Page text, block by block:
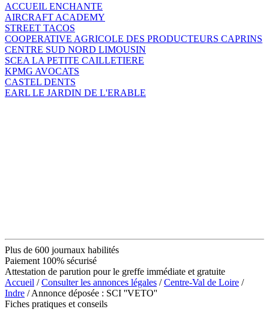
ACCUEIL ENCHANTE
AIRCRAFT ACADEMY
STREET TACOS
COOPERATIVE AGRICOLE DES PRODUCTEURS CAPRINS
CENTRE SUD NORD LIMOUSIN
SCEA LA PETITE CAILLETIERE
KPMG AVOCATS
CASTEL DENTS
EARL LE JARDIN DE L'ERABLE
Plus de 600 journaux habilités
Paiement 100% sécurisé
Attestation de parution pour le greffe immédiate et gratuite
Accueil /Consulter les annonces légales /Centre-Val de Loire /
Indre / Annonce déposée : SCI ''VETO''
Fiches pratiques et conseils